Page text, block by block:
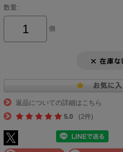
数量:
個
返品についての詳細はこちら
5.0
(2件)